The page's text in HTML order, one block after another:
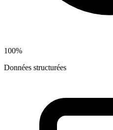
100%
Données structurées